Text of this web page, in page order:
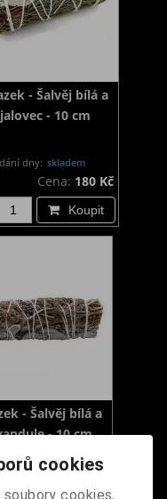
- Šalvěj bílá a
jalovec - 10 cm
dny: skladem
Cena: 180 Kč
Koupit
- Šalvěj bílá a
- 10 cm
cookies
cookies,